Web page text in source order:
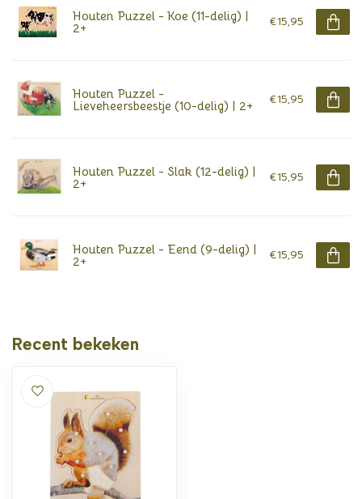
Houten Puzzel - Koe (11-delig) |
2+ €15,95
Houten Puzzel -
Lieveheersbeestje (10-delig) | 2+ €15,95
Houten Puzzel - Slak (12-delig) |
2+ €15,95
Houten Puzzel - Eend (9-delig) |
2+ €15,95
Recent bekeken